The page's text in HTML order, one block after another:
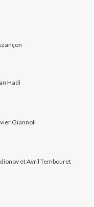
Hadi
Giannoli
et Avril Tembouret